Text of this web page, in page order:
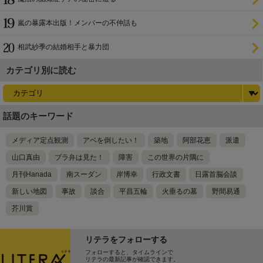
嵐の暴露本出版！メンバーの不仲話も
相武紗季の結婚相手と暴力団
カテゴリ別に読む
話題のキーワード
メディア定点観測 アベを倒したい！ 築地 阿部花恵 派遣
山口真由 ブラ弁は見た！ 障害 この世界の片隅に
月刊Hanada 南スーダン 岸博幸 行政文書 日露首脳会談
新しい地図 事故 談合 平昌五輪 火垂るの墓 野間易通
芥川賞
リテラをフォローする
フォローすると、タイムラインで
リテラの最新記事が確認できます。